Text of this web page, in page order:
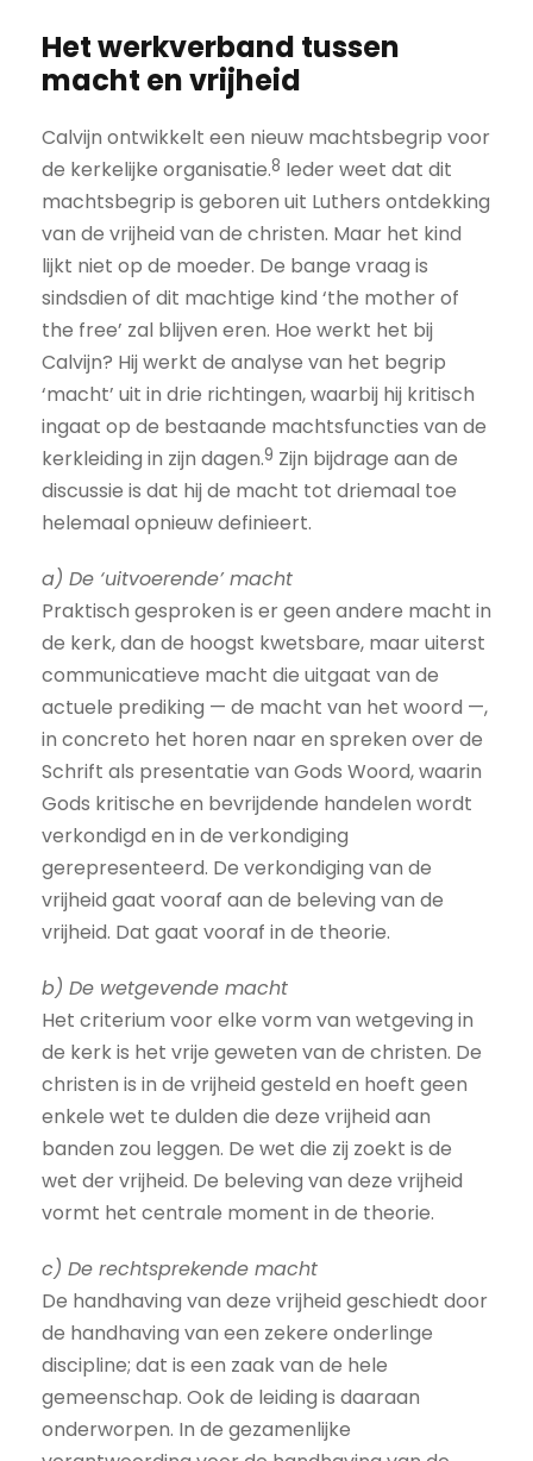
Het werkverband tussen
macht en vrijheid
Calvijn ontwikkelt een nieuw machtsbegrip voor
de kerkelijke organisatie.8 Ieder weet dat dit
machtsbegrip is geboren uit Luthers ontdekking
van de vrijheid van de christen. Maar het kind
lijkt niet op de moeder. De bange vraag is
sindsdien of dit machtige kind ‘the mother of
the free’ zal blijven eren. Hoe werkt het bij
Calvijn? Hij werkt de analyse van het begrip
‘macht’ uit in drie richtingen, waarbij hij kritisch
ingaat op de bestaande machtsfuncties van de
kerkleiding in zijn dagen.9 Zijn bijdrage aan de
discussie is dat hij de macht tot driemaal toe
helemaal opnieuw definieert.
a) De ‘uitvoerende’ macht
Praktisch gesproken is er geen andere macht in
de kerk, dan de hoogst kwetsbare, maar uiterst
communicatieve macht die uitgaat van de
actuele prediking — de macht van het woord —,
in concreto het horen naar en spreken over de
Schrift als presentatie van Gods Woord, waarin
Gods kritische en bevrijdende handelen wordt
verkondigd en in de verkondiging
gerepresenteerd. De verkondiging van de
vrijheid gaat vooraf aan de beleving van de
vrijheid. Dat gaat vooraf in de theorie.
b) De wetgevende macht
Het criterium voor elke vorm van wetgeving in
de kerk is het vrije geweten van de christen. De
christen is in de vrijheid gesteld en hoeft geen
enkele wet te dulden die deze vrijheid aan
banden zou leggen. De wet die zij zoekt is de
wet der vrijheid. De beleving van deze vrijheid
vormt het centrale moment in de theorie.
c) De rechtsprekende macht
De handhaving van deze vrijheid geschiedt door
de handhaving van een zekere onderlinge
discipline; dat is een zaak van de hele
gemeenschap. Ook de leiding is daaraan
onderworpen. In de gezamenlijke